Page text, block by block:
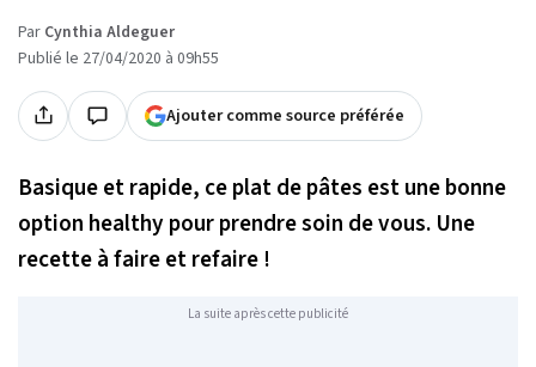
Par Cynthia Aldeguer
Publié le 27/04/2020 à 09h55
Ajouter comme source préférée
Basique et rapide, ce plat de pâtes est une bonne
option healthy pour prendre soin de vous. Une
recette à faire et refaire !
La suite après cette publicité